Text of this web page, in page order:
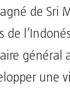
de Sri
de
général
une